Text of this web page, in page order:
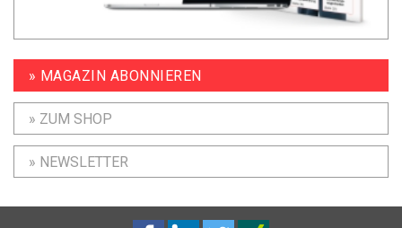
» MAGAZIN ABONNIEREN
» ZUM SHOP
» NEWSLETTER